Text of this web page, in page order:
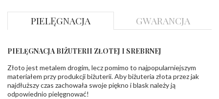
Liczba
diamentów:
0.005 ct - 22 szt.
Ilość diamentów
26 szt.
Masa
diamentów
Barwa:
Czystość :
PIELĘGNACJA GWARANCJA
PIELĘGNACJA BIŻUTERII ZŁOTEJ I SREBRNEJ
Złoto jest metalem drogim, lecz pomimo to najpopularniejszym
materiałem przy produkcji biżuterii. Aby biżuteria złota przez jak
najdłuższy czas zachowała swoje piękno i blask należy ją
odpowiednio pielęgnować!